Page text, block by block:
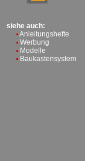
siehe auch:
Anleitungshefte
Werbung
Modelle
Baukastensystem